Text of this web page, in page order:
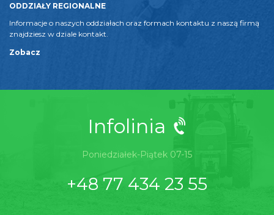
ODDZIAŁY REGIONALNE
Informacje o naszych oddziałach oraz formach kontaktu z naszą firmą
znajdziesz w dziale kontakt.
Zobacz
Infolinia
Poniedziałek-Piątek 07-15
+48 77 434 23 55